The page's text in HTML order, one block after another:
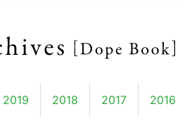
2019 2018 2017 2016